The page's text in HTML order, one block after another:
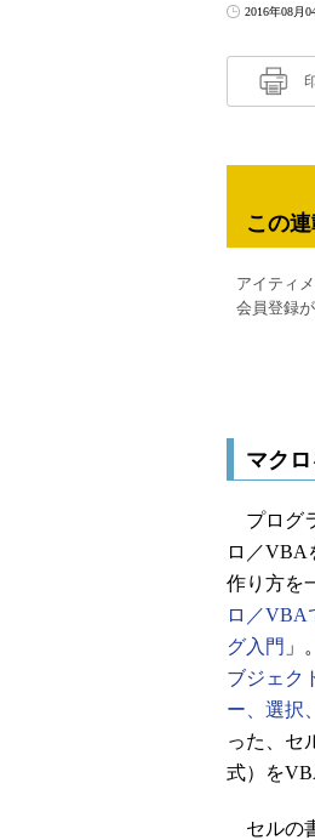
2016年08月
この
アイティ
会員登録
マク
プログ
ロ／VBA
作り方を
ロ／VBA
グ入門 」
ブジェク
ー、選択
った、セ
式）を
セルの